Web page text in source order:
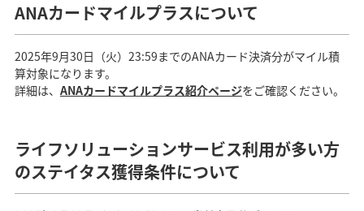
ANAカードマイルプラスについて
2025年9月30日（火）23:59までのANAカード決済分がマイル積
算対象になります。
詳細は、 ANAカードマイルプラス紹介ページをご確認ください。
ライフソリューションサービス利用が多い方
のステイタス獲得条件について